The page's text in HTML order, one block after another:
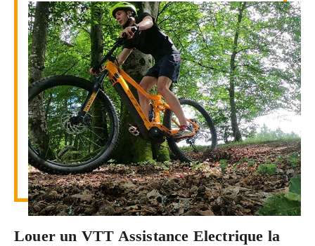
Louer un VTT Assistance Electrique la